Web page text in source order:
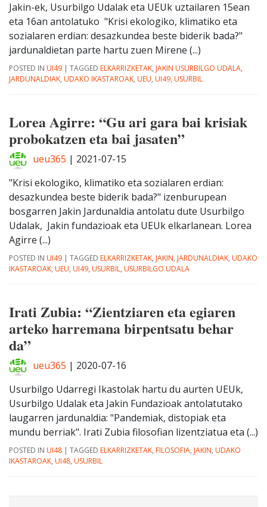
Jakin-ek, Usurbilgo Udalak eta UEUk uztailaren 15ean
eta 16an antolatuko "Krisi ekologiko, klimatiko eta
sozialaren erdian: desazkundea beste biderik bada?"
jardunaldietan parte hartu zuen Mirene (...)
POSTED IN UI49 | TAGGED ELKARRIZKETAK, JAKIN USURBILGO UDALA,
JARDUNALDIAK, UDAKO IKASTAROAK, UEU, UI49, USURBIL
Lorea Agirre: “Gu ari gara bai krisiak
probokatzen eta bai jasaten”
ueu365 | 2021-07-15
"Krisi ekologiko, klimatiko eta sozialaren erdian:
desazkundea beste biderik bada?" izenburupean
bosgarren Jakin Jardunaldia antolatu dute Usurbilgo
Udalak, Jakin fundazioak eta UEUk elkarlanean. Lorea
Agirre (...)
POSTED IN UI49 | TAGGED ELKARRIZKETAK, JAKIN, JARDUNALDIAK, UDAKO
IKASTAROAK, UEU, UI49, USURBIL, USURBILGO UDALA
Irati Zubia: “Zientziaren eta egiaren
arteko harremana birpentsatu behar
da”
ueu365 | 2020-07-16
Usurbilgo Udarregi Ikastolak hartu du aurten UEUk,
Usurbilgo Udalak eta Jakin Fundazioak antolatutako
laugarren jardunaldia: "Pandemiak, distopiak eta
mundu berriak". Irati Zubia filosofian lizentziatua eta (...)
POSTED IN UI48 | TAGGED ELKARRIZKETAK, FILOSOFIA, JAKIN, UDAKO
IKASTAROAK, UI48, USURBIL